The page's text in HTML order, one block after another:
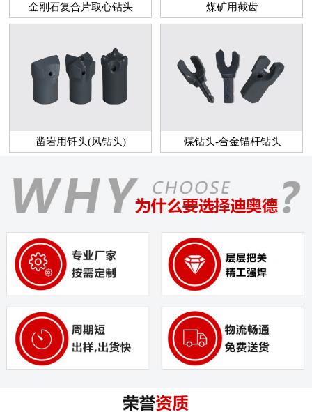
金刚石复合片取心钻头 煤矿用截齿
凿岩用钎头(风钻头) 煤钻头-合金锚杆钻头